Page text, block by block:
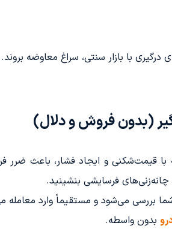
با بازار سنتی، سراغ معاوضه بروند.
(بدون فروش و دلال)
با قیمت‌شکنی و ایجاد فشار، باعث
فرسایشی بنشینید.
می‌شود و مستقیماً وارد معامله
بدون واسطه.